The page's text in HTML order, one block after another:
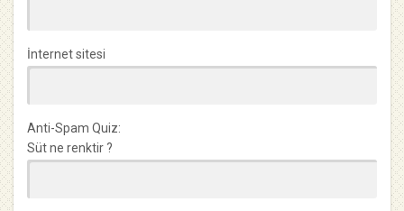
İnternet sitesi
Anti-Spam Quiz:
Süt ne renktir ?